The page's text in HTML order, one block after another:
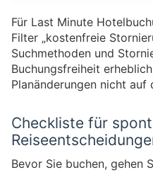
Für Last Minute
Filter „kostenfreie
Suchmethoden und
Buchungsfreiheit
Planänderungen nicht auf
Checkliste für
Bevor Sie buchen, gehen